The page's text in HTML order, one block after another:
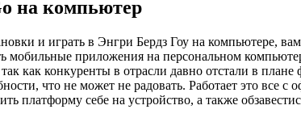
на компьютер
и играть в Энгри Бердз Гоу на компьютере,
мобильные приложения на персональном
как конкуренты в отрасли давно отстали в
что не может не радовать. Работает это все
платформу себе на устройство, а также